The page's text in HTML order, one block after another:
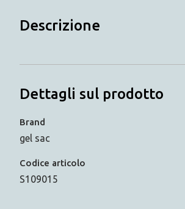
Descrizione
Dettagli sul prodotto
Brand
gel sac
Codice articolo
S109015